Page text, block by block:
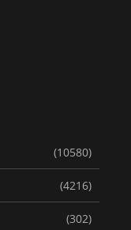
(10580)
(4216)
(302)